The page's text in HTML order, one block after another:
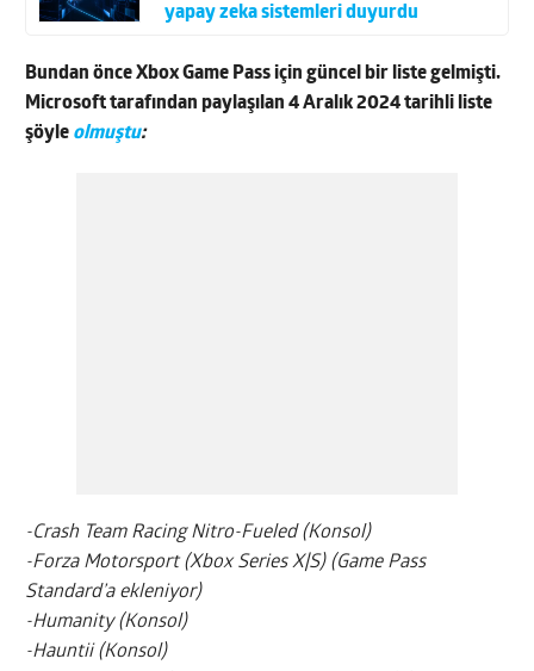
yapay zeka sistemleri duyurdu
Bundan önce Xbox Game Pass için güncel bir liste gelmişti.
Microsoft tarafından paylaşılan 4 Aralık 2024 tarihli liste
şöyle olmuştu:
-Crash Team Racing Nitro-Fueled (Konsol)
-Forza Motorsport (Xbox Series X|S) (Game Pass
Standard’a ekleniyor)
-Humanity (Konsol)
-Hauntii (Konsol)